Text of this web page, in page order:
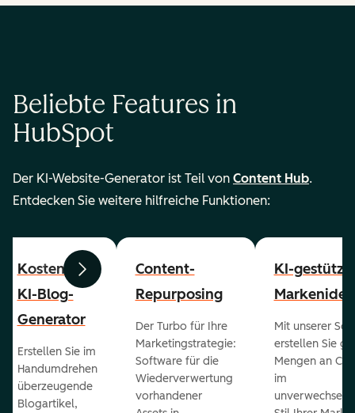
Beliebte Features in
HubSpot
Der KI-Website-Generator ist Teil von Content Hub.
Entdecken Sie weitere hilfreiche Funktionen:
ZurückWeiter
Kostenloser
KI-Blog-
Generator
Erstellen Sie im
Handumdrehen
überzeugende
Blogartikel,
Content-
Repurposing
Der Turbo für Ihre
Marketingstrategie:
Software für die
Wiederverwertung
vorhandener
KI-
Mit unserer
erstellen Sie
Mengen an
im